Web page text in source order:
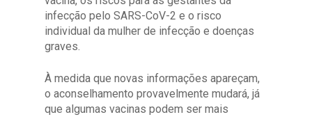
infecção pelo SARS-CoV-2 e o risco
individual da mulher de infecção e doenças
graves.
À medida que novas informações apareçam,
o aconselhamento provavelmente mudará, já
que algumas vacinas podem ser mais